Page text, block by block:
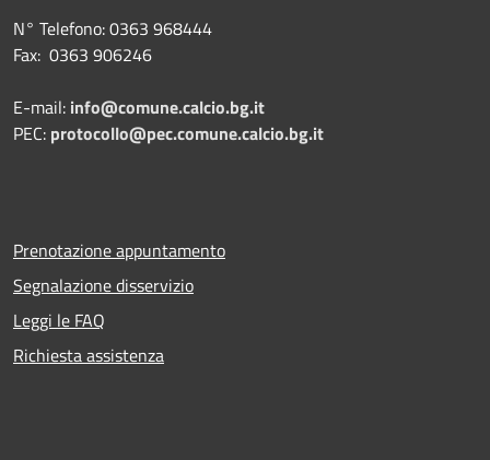
N° Telefono: 0363 968444
Fax: 0363 906246
E-mail: info@comune.calcio.bg.it
PEC: protocollo@pec.comune.calcio.bg.it
Prenotazione appuntamento
Segnalazione disservizio
Leggi le FAQ
Richiesta assistenza